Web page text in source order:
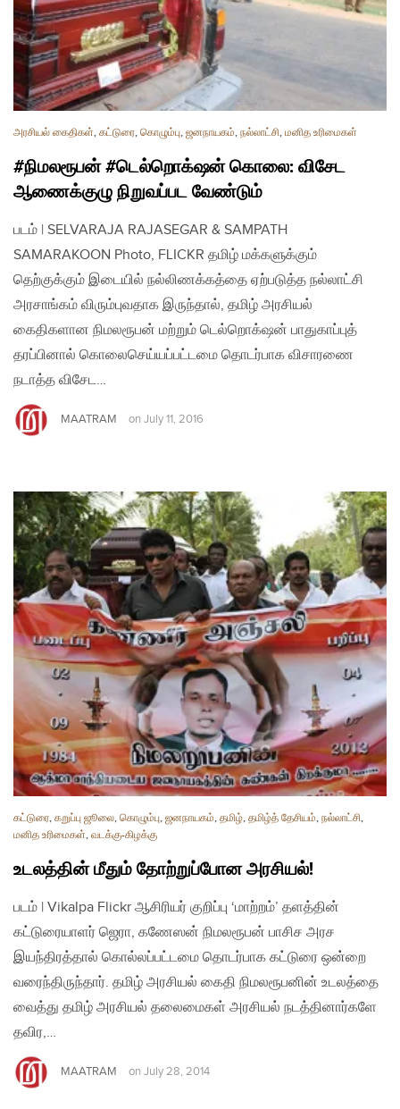
அரசியல் கைதிகள், கட்டுரை, கொழும்பு, ஜனநாயகம், நல்லாட்சி, மனித உரிமைகள்
#நிமலரூபன் #டெல்றொக்‌ஷன் கொலை: விசேட
ஆணைக்குழு நிறுவப்பட வேண்டும்
படம் | SELVARAJA RAJASEGAR & SAMPATH
SAMARAKOON Photo, FLICKR தமிழ் மக்களுக்கும்
தெற்குக்கும் இடையில் நல்லிணக்கத்தை ஏற்படுத்த நல்லாட்சி
அரசாங்கம் விரும்புவதாக இருந்தால், தமிழ் அரசியல்
கைதிகளான நிமலரூபன் மற்றும் டெல்றொக்‌ஷன் பாதுகாப்புத்
தரப்பினால் கொலைசெய்யப்பட்டமை தொடர்பாக விசாரணை
நடாத்த விசேட…
MAATRAM on July 11, 2016
கட்டுரை, கறுப்பு ஜூலை, கொழும்பு, ஜனநாயகம், தமிழ், தமிழ்த் தேசியம், நல்லாட்சி,
மனித உரிமைகள், வடக்கு-கிழக்கு
உடலத்தின் மீதும் தோற்றுப்போன அரசியல்!
படம் | Vikalpa Flickr ஆசிரியர் குறிப்பு ‘மாற்றம்’ தளத்தின்
கட்டுரையாளர் ஜெரா, கணேஸன் நிமலரூபன் பாசிச அரச
இயந்திரத்தால் கொல்லப்பட்டமை தொடர்பாக கட்டுரை ஒன்றை
வரைந்திருந்தார். தமிழ் அரசியல் கைதி நிமலரூபனின் உடலத்தை
வைத்து தமிழ் அரசியல் தலைமைகள் அரசியல் நடத்தினார்களே
தவிர,…
MAATRAM on July 28, 2014